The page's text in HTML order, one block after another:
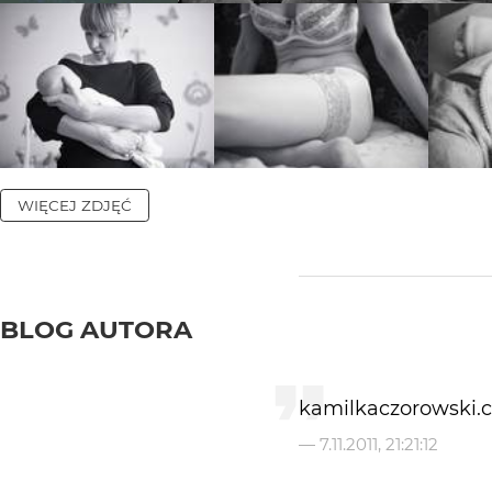
WIĘCEJ ZDJĘĆ
BLOG AUTORA
— 7.11.2011, 21:21:12